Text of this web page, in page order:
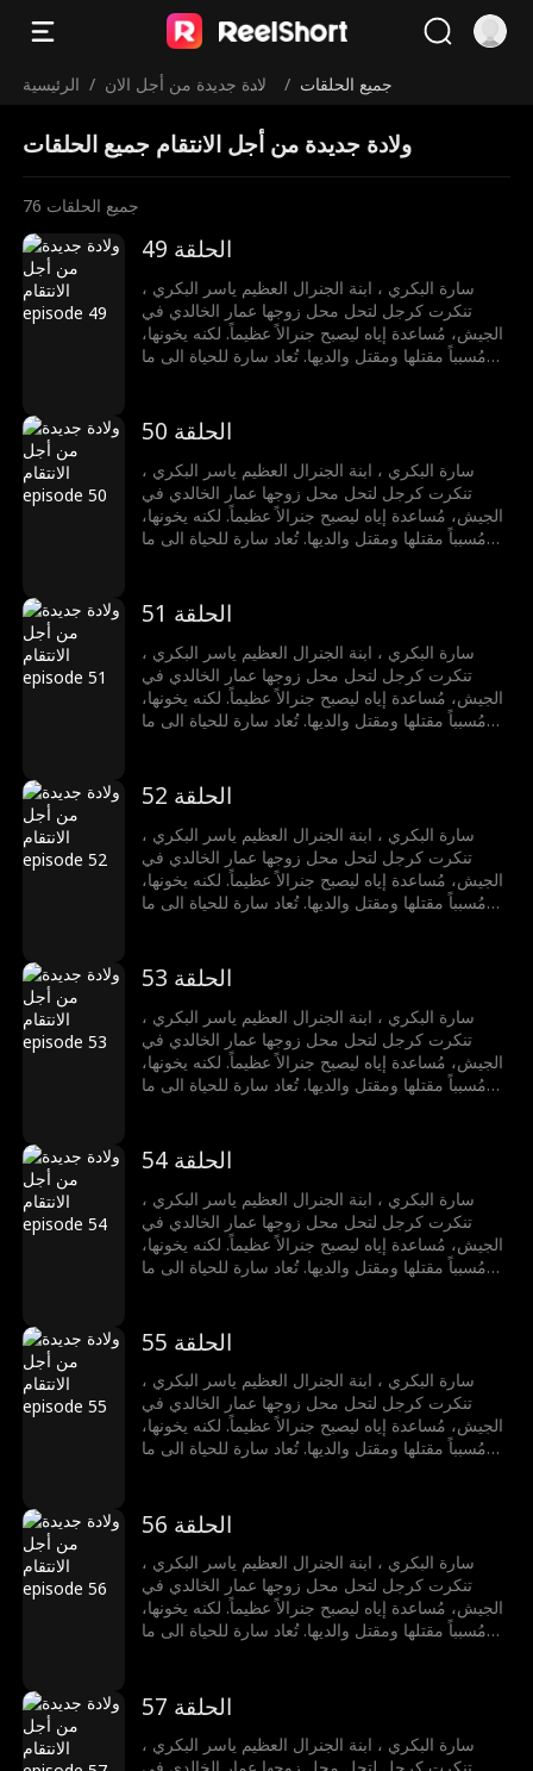
الرئيسية / ولادة جديدة من أجل الان
/ جميع الحلقات
ولادة جديدة من أجل الانتقام جميع الحلقات
76 جميع الحلقات
الحلقة 49
سارة البكري ، ابنة الجنرال العظيم ياسر البكري ،
تنكرت كرجل لتحل محل زوجها عمار الخالدي في
الجيش، مُساعدة إياه ليصبح جنرالاً عظيماً. لكنه يخونها،
مُسبباً مقتلها ومقتل والديها. تُعاد سارة للحياة الى ما
خالد مع قبائل الذئاب، فتقود هجوم كالنار، تهزمهم،
وتفضحهم. تُكرم كملكة الجبل الأسود، تختار الحرية
والسفر بحرية مع مراد المالكي، رافضة إظهار الرحمة
للأشرار.
الحلقة 50
سارة البكري ، ابنة الجنرال العظيم ياسر البكري ،
تنكرت كرجل لتحل محل زوجها عمار الخالدي في
الجيش، مُساعدة إياه ليصبح جنرالاً عظيماً. لكنه يخونها،
مُسبباً مقتلها ومقتل والديها. تُعاد سارة للحياة الى ما
خالد مع قبائل الذئاب، فتقود هجوم كالنار، تهزمهم،
وتفضحهم. تُكرم كملكة الجبل الأسود، تختار الحرية
والسفر بحرية مع مراد المالكي، رافضة إظهار الرحمة
للأشرار.
الحلقة 51
سارة البكري ، ابنة الجنرال العظيم ياسر البكري ،
تنكرت كرجل لتحل محل زوجها عمار الخالدي في
الجيش، مُساعدة إياه ليصبح جنرالاً عظيماً. لكنه يخونها،
مُسبباً مقتلها ومقتل والديها. تُعاد سارة للحياة الى ما
خالد مع قبائل الذئاب، فتقود هجوم كالنار، تهزمهم،
وتفضحهم. تُكرم كملكة الجبل الأسود، تختار الحرية
والسفر بحرية مع مراد المالكي، رافضة إظهار الرحمة
للأشرار.
الحلقة 52
سارة البكري ، ابنة الجنرال العظيم ياسر البكري ،
تنكرت كرجل لتحل محل زوجها عمار الخالدي في
الجيش، مُساعدة إياه ليصبح جنرالاً عظيماً. لكنه يخونها،
مُسبباً مقتلها ومقتل والديها. تُعاد سارة للحياة الى ما
خالد مع قبائل الذئاب، فتقود هجوم كالنار، تهزمهم،
وتفضحهم. تُكرم كملكة الجبل الأسود، تختار الحرية
والسفر بحرية مع مراد المالكي، رافضة إظهار الرحمة
للأشرار.
الحلقة 53
سارة البكري ، ابنة الجنرال العظيم ياسر البكري ،
تنكرت كرجل لتحل محل زوجها عمار الخالدي في
الجيش، مُساعدة إياه ليصبح جنرالاً عظيماً. لكنه يخونها،
مُسبباً مقتلها ومقتل والديها. تُعاد سارة للحياة الى ما
خالد مع قبائل الذئاب، فتقود هجوم كالنار، تهزمهم،
وتفضحهم. تُكرم كملكة الجبل الأسود، تختار الحرية
والسفر بحرية مع مراد المالكي، رافضة إظهار الرحمة
للأشرار.
الحلقة 54
سارة البكري ، ابنة الجنرال العظيم ياسر البكري ،
تنكرت كرجل لتحل محل زوجها عمار الخالدي في
الجيش، مُساعدة إياه ليصبح جنرالاً عظيماً. لكنه يخونها،
مُسبباً مقتلها ومقتل والديها. تُعاد سارة للحياة الى ما
خالد مع قبائل الذئاب، فتقود هجوم كالنار، تهزمهم،
وتفضحهم. تُكرم كملكة الجبل الأسود، تختار الحرية
والسفر بحرية مع مراد المالكي، رافضة إظهار الرحمة
للأشرار.
الحلقة 55
سارة البكري ، ابنة الجنرال العظيم ياسر البكري ،
تنكرت كرجل لتحل محل زوجها عمار الخالدي في
الجيش، مُساعدة إياه ليصبح جنرالاً عظيماً. لكنه يخونها،
مُسبباً مقتلها ومقتل والديها. تُعاد سارة للحياة الى ما
خالد مع قبائل الذئاب، فتقود هجوم كالنار، تهزمهم،
وتفضحهم. تُكرم كملكة الجبل الأسود، تختار الحرية
والسفر بحرية مع مراد المالكي، رافضة إظهار الرحمة
للأشرار.
الحلقة 56
سارة البكري ، ابنة الجنرال العظيم ياسر البكري ،
تنكرت كرجل لتحل محل زوجها عمار الخالدي في
الجيش، مُساعدة إياه ليصبح جنرالاً عظيماً. لكنه يخونها،
مُسبباً مقتلها ومقتل والديها. تُعاد سارة للحياة الى ما
خالد مع قبائل الذئاب، فتقود هجوم كالنار، تهزمهم،
وتفضحهم. تُكرم كملكة الجبل الأسود، تختار الحرية
والسفر بحرية مع مراد المالكي، رافضة إظهار الرحمة
للأشرار.
الحلقة 57
سارة البكري ، ابنة الجنرال العظيم ياسر البكري ،